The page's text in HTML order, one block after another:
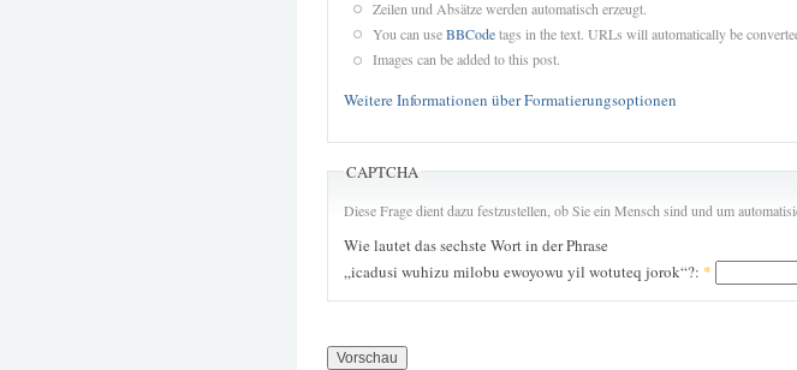
Zeilen und Absätze werden automatisch erzeugt.
You can useBBCodetags in the text. URLs will automatically be
Images can be added to this post.
Weitere Informationen über Formatierungsoptionen
CAPTCHA
Diese Frage dient dazu festzustellen, ob Sie ein Mensch sind und um
Wie lautet das sechste Wort in der Phrase
„icadusi wuhizu milobu ewoyowu yil wotuteq jorok“?: *